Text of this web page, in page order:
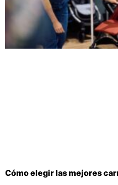
Cómo elegir las mejores